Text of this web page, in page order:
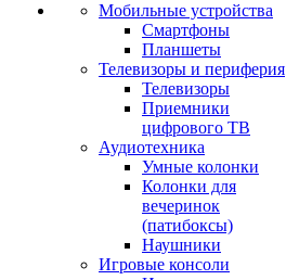
Мобильные устройства
Смартфоны
Планшеты
Телевизоры и периферия
Телевизоры
Приемники
цифрового ТВ
Аудиотехника
Умные колонки
Колонки для
вечеринок
(патибоксы)
Наушники
Игровые консоли